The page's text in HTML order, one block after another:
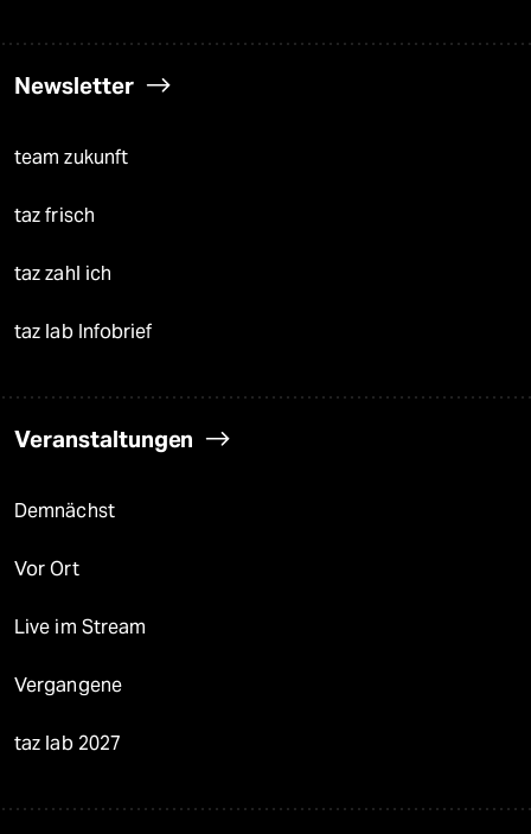
Newsletter
team zukunft
taz frisch
taz zahl ich
taz lab Infobrief
Veranstaltungen
Demnächst
Vor Ort
Live im Stream
Vergangene
taz lab 2027